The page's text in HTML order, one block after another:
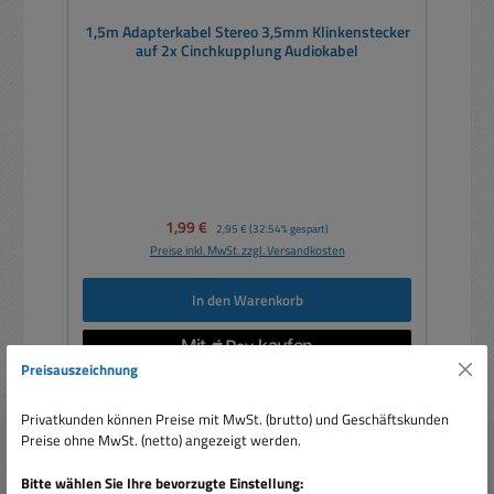
1,5m Adapterkabel Stereo 3,5mm Klinkenstecker
auf 2x Cinchkupplung Audiokabel
Verkaufspreis:
1,99 € Regulärer Preis:
2,95 € (32.54% gespart)
Preise inkl. MwSt. zzgl. Versandkosten
In den Warenkorb
%Rabatt
Preisauszeichnung
Privatkunden können Preise mit MwSt. (brutto) und Geschäftskunden
Preise ohne MwSt. (netto) angezeigt werden.
Bitte wählen Sie Ihre bevorzugte Einstellung: